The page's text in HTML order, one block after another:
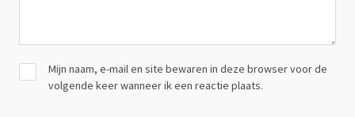
Mijn naam, e-mail en site bewaren in deze browser voor de
volgende keer wanneer ik een reactie plaats.